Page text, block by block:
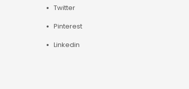
Twitter
Pinterest
Linkedin